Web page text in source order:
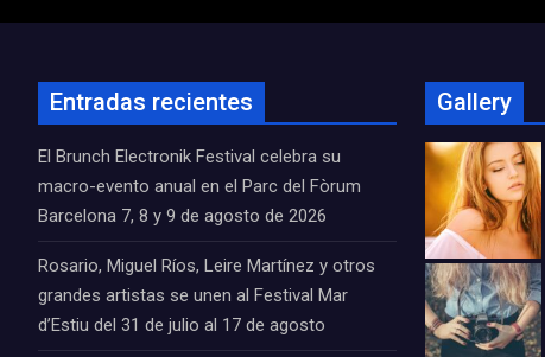
Entradas recientes
El Brunch Electronik Festival celebra su
macro-evento anual en el Parc del Fòrum
Barcelona 7, 8 y 9 de agosto de 2026
Rosario, Miguel Ríos, Leire Martínez y otros
grandes artistas se unen al Festival Mar
d’Estiu del 31 de julio al 17 de agosto
Gallery